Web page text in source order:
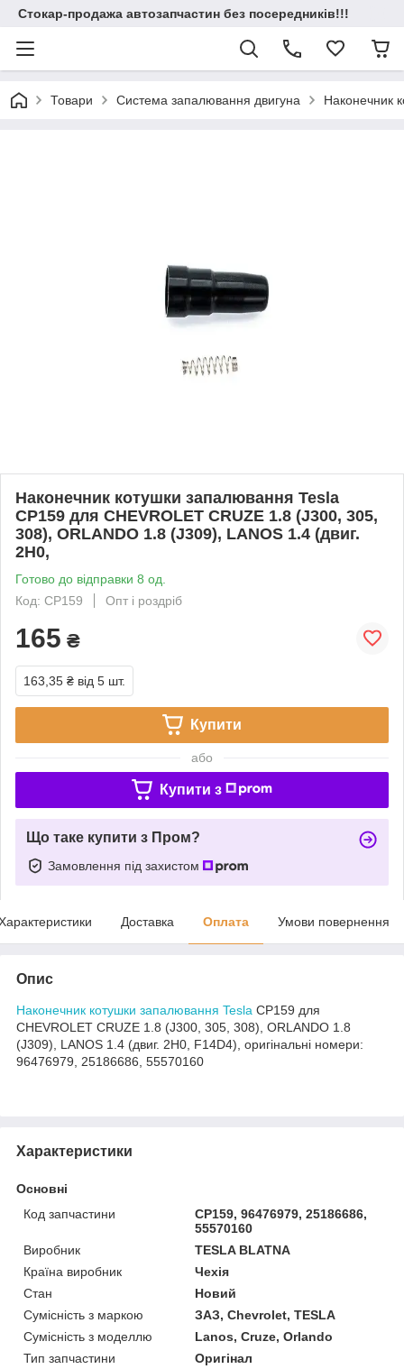
Стокар-продажа автозапчастин без посередників!!!
Товари Система запалювання двигуна Наконечник
Наконечник котушки запалювання Tesla
CP159 для CHEVROLET CRUZE 1.8 (J300, 305,
308), ORLANDO 1.8 (J309), LANOS 1.4 (двиг.
2H0,
Готово до відправки 8 од.
Код: CP159
Опт і роздріб
165 ₴
163,35 ₴ від 5 шт.
Купити
або
Купити з
Що таке купити з Пром?
Замовлення під захистом
Доставка Оплата Умови повернення
Опис
Наконечник котушки запалювання Tesla CP159 для
CHEVROLET CRUZE 1.8 (J300, 305, 308), ORLANDO 1.8
(J309), LANOS 1.4 (двиг. 2H0, F14D4), оригінальні номери:
96476979, 25186686, 55570160
Характеристики
Основні
Код запчастини
CP159, 96476979, 25186686,
55570160
Виробник
TESLA BLATNA
Країна виробник
Чехія
Стан
Новий
Сумісність з маркою
ЗАЗ, Chevrolet, TESLA
Сумісність з моделлю
Lanos, Cruze, Orlando
Тип запчастини
Оригінал